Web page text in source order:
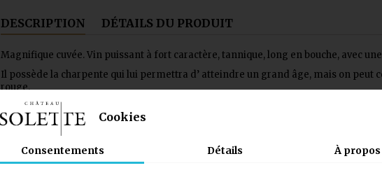
DESCRIPTION DÉTAILS DU PRODUIT
Magnifique cuvée. Vin puissant à fort caractère, tannique, long en bouche, avec
Il possède la charpente qui lui permettra d’ atteindre un grand âge, mais on
rouge.
INGRÉDIENTS ET INFOS NUTRITIONNELLES
4 AUTRES PRODUITS DANS LA MÊME CATÉGORIE :
Age verification
Cookies
Consentements Détails À